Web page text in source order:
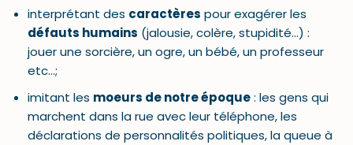
interprétant des caractères pour exagérer les
défauts humains (jalousie, colère, stupidité…) :
jouer une sorcière, un ogre, un bébé, un professeur
etc…;
imitant les moeurs de notre époque: les gens qui
marchent dans la rue avec leur téléphone, les
déclarations de personnalités politiques, la queue à